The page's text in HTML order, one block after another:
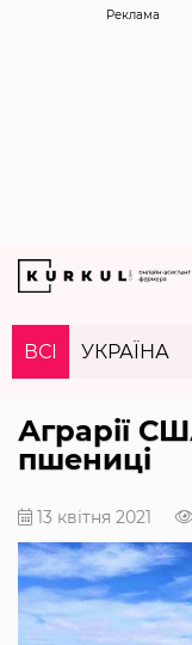
Реклама
ВСІ УКРАЇНА
Аграрії
пшениці
13 квітня 2021